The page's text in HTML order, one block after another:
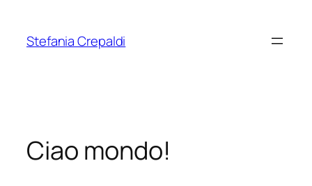
contenuto
Stefania Crepaldi
Ciao mondo!